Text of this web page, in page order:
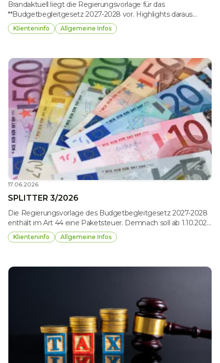
Brandaktuell liegt die Regierungsvorlage für das
**Budgetbegleitgesetz 2027-2028 vor. Highlights daraus
möchten wir Ihnen berichten.
Klienteninfo Allgemeine Infos
17.06.2026
SPLITTER 3/2026
Die Regierungsvorlage des Budgetbegleitgesetz 2027-2028
enthält im Art 44 eine Paketsteuer. Demnach soll ab 1.10.2026
die Zustellung von Paketen im Inland an
nichtunternehmerische Empfänger (Konsumenten) im
bei denen der Vertragsabschluss außerhalb von
anderen elektronischen Schnittstellen, erfolgt. Die Steuer fällt
nur an, wenn der Versandhändler im vorangegangenen
Wirtschaftsjahr inländische Versandhandelsumsätze von mehr
als € 100 Mio. erzielt hat. Die Höhe der Steuer soll € 2 pro
zugestelltes Paket betragen. Der Versandhändler ist der
Steuerschuldner.
Klienteninfo Allgemeine Infos